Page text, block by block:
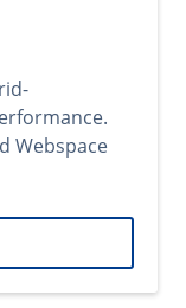
Webspace